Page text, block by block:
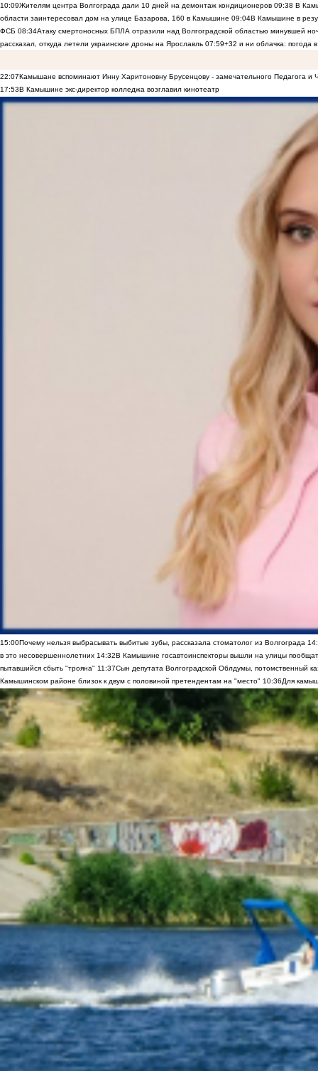
10:09Жителям центра Волгограда дали 10 дней на демонтаж кондиционеров 09:38 В
области заинтересовал дом на улице Базарова, 160 в Камышине 09:04В Камышине в
ФСБ 08:34Атаку смертоносных БПЛА отразили над Волгоградской областью минувшей
рассказал, откуда летели украинские дроны на Ярославль 07:59+32 и ни облачка: погода
22:07Камышане вспоминают Инну Харитоновну Брусенцову - замечательного Педагога и
17:53В Камышине экс-директор колледжа возглавил кинотеатр
15:00Почему нельзя выбрасывать выбитые зубы, рассказала стоматолог из Волгограда
в это несовершеннолетних 14:32В Камышине госавтоинспекторы вышли на улицы
пытавшийся сбыть "трояна" 11:37Сын депутата Волгоградской Облдумы, потомственный
Камышинском районе близок к двум с половиной претендентам на "место" 10:36Для